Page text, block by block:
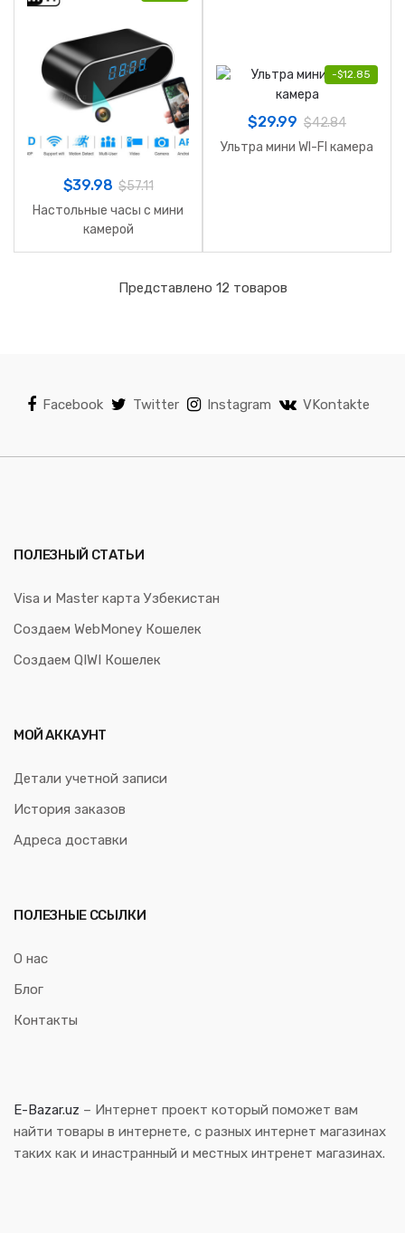
$39.98 $57.11
Настольные часы с мини
камерой
-$12.85
$29.99 $42.84
Ультра мини WI-FI камера
Представлено 12 товаров
Facebook Twitter Instagram VKontakte
ПОЛЕЗНЫЙ СТАТЬИ
Visa и Master карта Узбекистан
Создаем WebMoney Кошелек
Создаем QIWI Кошелек
МОЙ АККАУНТ
Детали учетной записи
История заказов
Адреса доставки
ПОЛЕЗНЫЕ ССЫЛКИ
О нас
Блог
Контакты
E-Bazar.uz – Интернет проект который поможет вам
найти товары в интернете, с разных интернет магазинах
таких как и инастранный и местных интренет магазинах.